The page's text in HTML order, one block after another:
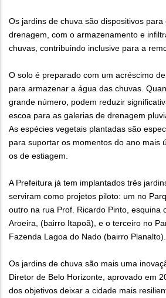
Os jardins de chuva são dispositivos para
drenagem, com o armazenamento e
chuvas, contribuindo inclusive para a
O solo é preparado com um acréscimo
para armazenar a água das chuvas.
grande número, podem reduzir
escoa para as galerias de drenagem
As espécies vegetais plantadas são
para suportar os momentos do ano mais
os de estiagem.
A Prefeitura já tem implantados três
serviram como projetos piloto: um no
outro na rua Prof. Ricardo Pinto, esquina
Aroeira, (bairro Itapoã), e o terceiro no
Fazenda Lagoa do Nado (bairro Planalto).
Os jardins de chuva são mais uma
Diretor de Belo Horizonte, aprovado em
dos objetivos deixar a cidade mais